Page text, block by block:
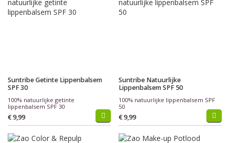
Suntribe Getinte Lippenbalsem
SPF 30
100% natuurlijke getinte
lippenbalsem SPF 30
€ 9,99
Suntribe Natuurlijke
Lippenbalsem SPF 50
100% natuurlijke lippenbalsem SPF
50
€ 9,99